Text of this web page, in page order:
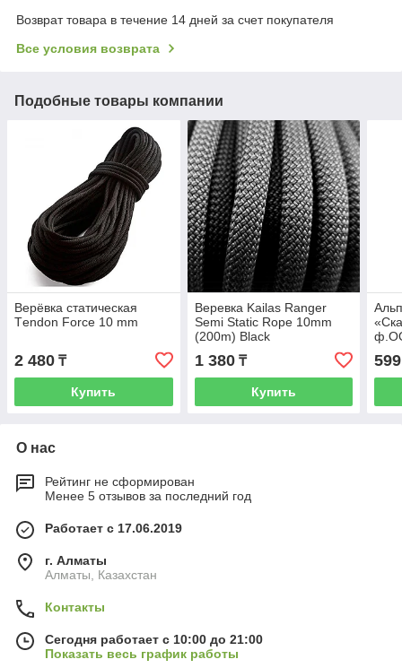
Возврат товара в течение 14 дней за счет покупателя
Все условия возврата
Подобные товары компании
Верёвка статическая
Тendon Force 10 mm
2 480 ₸
Купить
Веревка Kailas Ranger
Semi Static Rope 10mm
(200m) Black
1 380₸
Купить
599
О нас
Рейтинг не сформирован
Менее 5 отзывов за последний год
Работает с 17.06.2019
г. Алматы
Алматы, Казахстан
Контакты
Сегодня работает с 10:00 до 21:00
Показать весь график работы